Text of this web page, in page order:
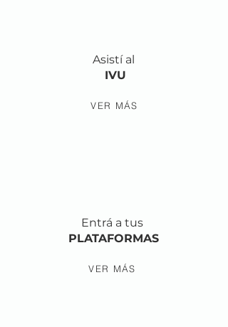
Asistí al
IVU
VER MÁS
Entrá a tus
PLATAFORMAS
VER MÁS